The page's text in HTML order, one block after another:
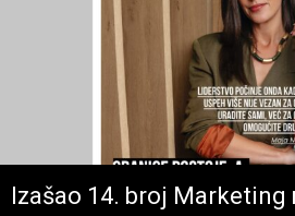
Izašao 14. broj Marketing